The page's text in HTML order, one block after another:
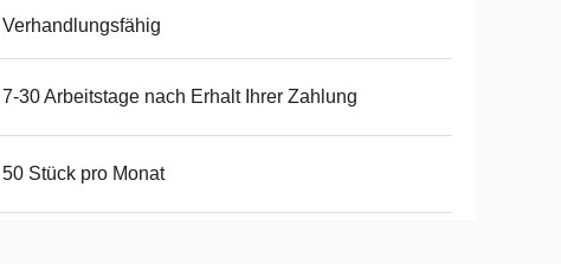
Verhandlungsfähig
7-30 Arbeitstage nach Erhalt Ihrer Zahlung
50 Stück pro Monat